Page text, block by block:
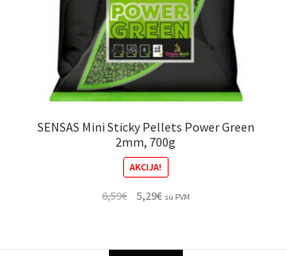
SENSAS Mini Sticky Pellets Power Green
2mm, 700g
AKCIJA!
6,59€
Original
6,59€.
5,29€Current
5,29€.
su PVM